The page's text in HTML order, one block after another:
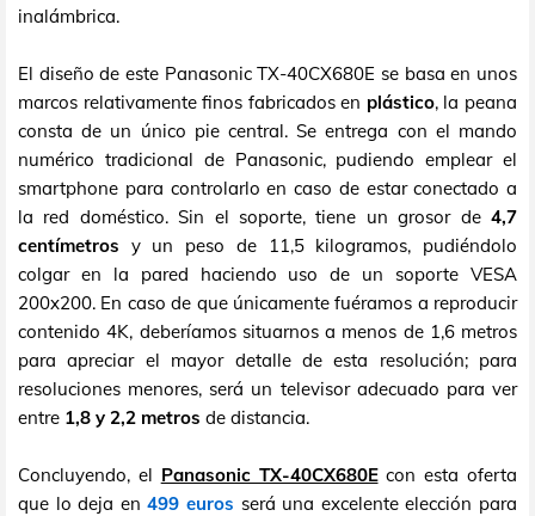
inalámbrica.
El diseño de este Panasonic TX-40CX680E se basa en unos
marcos relativamente finos fabricados en plástico, la peana
consta de un único pie central. Se entrega con el mando
numérico tradicional de Panasonic, pudiendo emplear el
smartphone para controlarlo en caso de estar conectado a
la red doméstico. Sin el soporte, tiene un grosor de 4,7
centímetros y un peso de 11,5 kilogramos, pudiéndolo
colgar en la pared haciendo uso de un soporte VESA
200x200. En caso de que únicamente fuéramos a reproducir
contenido 4K, deberíamos situarnos a menos de 1,6 metros
para apreciar el mayor detalle de esta resolución; para
resoluciones menores, será un televisor adecuado para ver
entre 1,8 y 2,2 metros de distancia.
Concluyendo, el Panasonic TX-40CX680Econ esta oferta
que lo deja en499 euros será una excelente elección para